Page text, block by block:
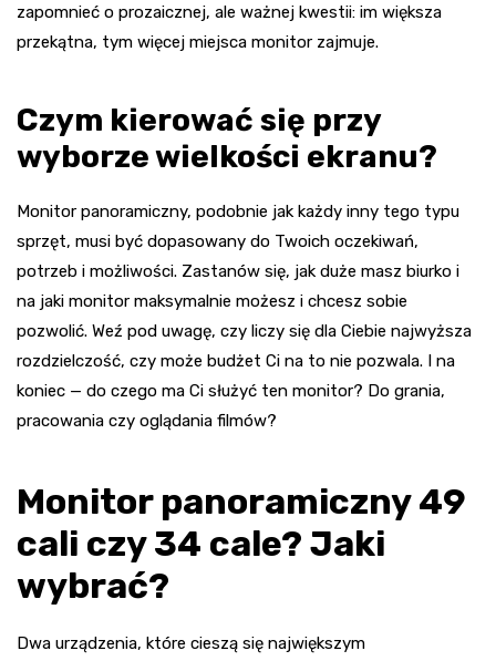
zapomnieć o prozaicznej, ale ważnej kwestii: im większa
przekątna, tym więcej miejsca monitor zajmuje.
Czym kierować się przy
wyborze wielkości ekranu?
Monitor panoramiczny, podobnie jak każdy inny tego typu
sprzęt, musi być dopasowany do Twoich oczekiwań,
potrzeb i możliwości. Zastanów się, jak duże masz biurko i
na jaki monitor maksymalnie możesz i chcesz sobie
pozwolić. Weź pod uwagę, czy liczy się dla Ciebie najwyższa
rozdzielczość, czy może budżet Ci na to nie pozwala. I na
koniec — do czego ma Ci służyć ten monitor? Do grania,
pracowania czy oglądania filmów?
Monitor panoramiczny 49
cali czy 34 cale? Jaki
wybrać?
Dwa urządzenia, które cieszą się największym